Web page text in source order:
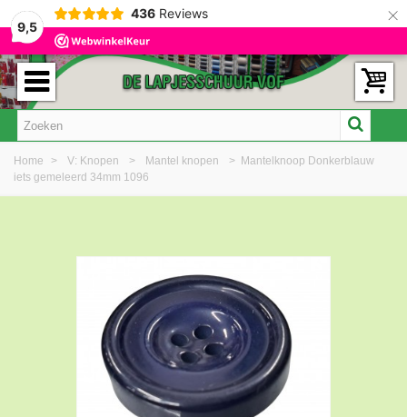
9,5
436 Reviews ×
Home > V: Knopen > Mantel knopen > Mantelknoop Donkerblauw
iets gemeleerd 34mm 1096